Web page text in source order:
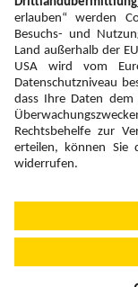
Newsletter:
Fairness und